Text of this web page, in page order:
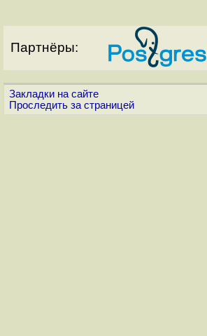
Партнёры:
Закладки на сайте
Проследить за страницей